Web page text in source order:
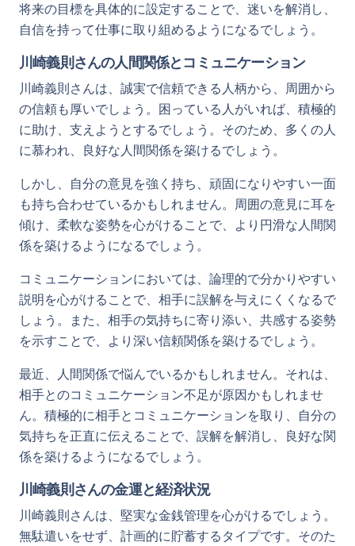
将来の目標を具体的に設定することで、迷いを解消し、
自信を持って仕事に取り組めるようになるでしょう。
川崎義則さんの人間関係とコミュニケーション
川崎義則さんは、誠実で信頼できる人柄から、周囲から
の信頼も厚いでしょう。困っている人がいれば、積極的
に助け、支えようとするでしょう。そのため、多くの人
に慕われ、良好な人間関係を築けるでしょう。
しかし、自分の意見を強く持ち、頑固になりやすい一面
も持ち合わせているかもしれません。周囲の意見に耳を
傾け、柔軟な姿勢を心がけることで、より円滑な人間関
係を築けるようになるでしょう。
コミュニケーションにおいては、論理的で分かりやすい
説明を心がけることで、相手に誤解を与えにくくなるで
しょう。また、相手の気持ちに寄り添い、共感する姿勢
を示すことで、より深い信頼関係を築けるでしょう。
最近、人間関係で悩んでいるかもしれません。それは、
相手とのコミュニケーション不足が原因かもしれませ
ん。積極的に相手とコミュニケーションを取り、自分の
気持ちを正直に伝えることで、誤解を解消し、良好な関
係を築けるようになるでしょう。
川崎義則さんの金運と経済状況
川崎義則さんは、堅実な金銭管理を心がけるでしょう。
無駄遣いをせず、計画的に貯蓄するタイプです。そのた